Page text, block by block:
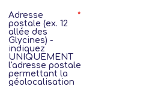
Adresse
postale (ex. 12
allée des
Glycines) -
indiquez
UNIQUEMENT
l'adresse postale
permettant la
géolocalisation